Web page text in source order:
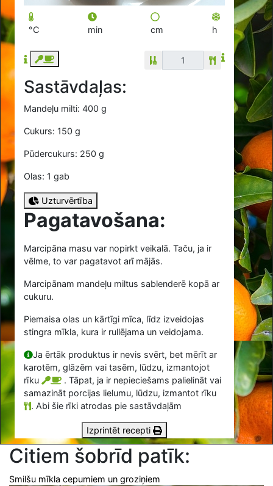
°C min cm h
Sastāvdaļas:
Mandeļu milti: 400 g
Cukurs: 150 g
Pūdercukurs: 250 g
Olas: 1 gab
Uzturvērtība
Pagatavošana:
Marcipāna masu var nopirkt veikalā. Taču, ja ir
vēlme, to var pagatavot arī mājās.
Marcipānam mandeļu miltus sablenderē kopā ar
cukuru.
Piemaisa olas un kārtīgi mīca, līdz izveidojas
stingra mīkla, kura ir rullējama un veidojama.
Ja ērtāk produktus ir nevis svērt, bet mērīt ar
karotēm, glāzēm vai tasēm, lūdzu, izmantojot
rīku
. Tāpat, ja ir nepieciešams palielināt vai
samazināt porcijas lielumu, lūdzu, izmantot rīku
. Abi šie rīki atrodas pie sastāvdaļām
Izprintēt recepti
Citiem šobrīd patīk:
Smilšu mīkla cepumiem un groziņiem